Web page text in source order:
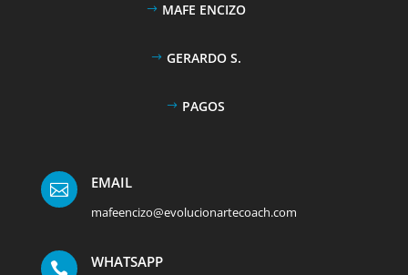
MAFE ENCIZO
GERARDO S.
PAGOS
 EMAIL
mafeencizo@evolucionartecoach.com
 WHATSAPP